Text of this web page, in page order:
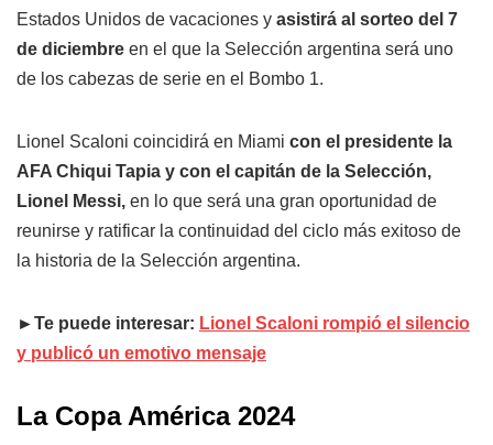
Estados Unidos de vacaciones y asistirá al sorteo del 7
de diciembre en el que la Selección argentina será uno
de los cabezas de serie en el Bombo 1.
Lionel Scaloni coincidirá en Miami con el presidente la
AFA Chiqui Tapia y con el capitán de la Selección,
Lionel Messi, en lo que será una gran oportunidad de
reunirse y ratificar la continuidad del ciclo más exitoso de
la historia de la Selección argentina.
►Te puede interesar: Lionel Scaloni rompió el silencio
y publicó un emotivo mensaje
La Copa América 2024